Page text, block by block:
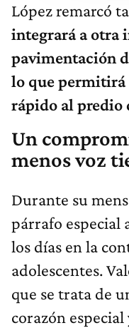
López remarcó
integrará a otra
pavimentación
lo que permitirá
rápido al predio
Un
menos voz
Durante su
párrafo especial
los días en la
adolescentes.
que se trata de
corazón